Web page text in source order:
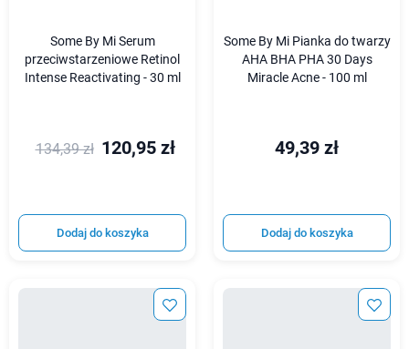
Some By Mi Serum
przeciwstarzeniowe Retinol
Intense Reactivating - 30 ml
134,39 zł 120,95 zł
Dodaj do koszyka
Some By Mi Pianka do twarzy
AHA BHA PHA 30 Days
Miracle Acne - 100 ml
49,39 zł
Dodaj do koszyka